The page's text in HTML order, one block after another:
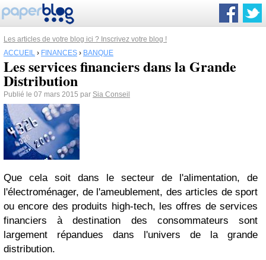
Les articles de votre blog ici ? Inscrivez votre blog !
ACCUEIL › FINANCES › BANQUE
Les services financiers dans la Grande
Distribution
Publié le 07 mars 2015 par Sia Conseil
Que cela soit dans le secteur de l'alimentation, de
l'électroménager, de l'ameublement, des articles de sport
ou encore des produits high-tech, les offres de services
financiers à destination des consommateurs sont
largement répandues dans l'univers de la grande
distribution.